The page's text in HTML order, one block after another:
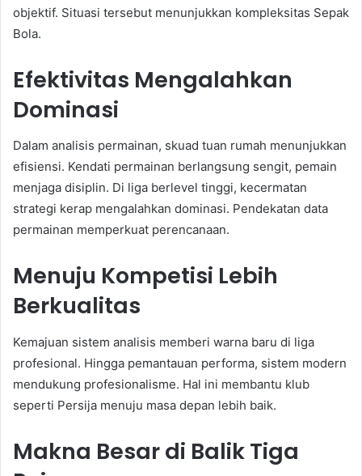
objektif. Situasi tersebut menunjukkan kompleksitas Sepak
Bola.
Efektivitas Mengalahkan
Dominasi
Dalam analisis permainan, skuad tuan rumah menunjukkan
efisiensi. Kendati permainan berlangsung sengit, pemain
menjaga disiplin. Di liga berlevel tinggi, kecermatan
strategi kerap mengalahkan dominasi. Pendekatan data
permainan memperkuat perencanaan.
Menuju Kompetisi Lebih
Berkualitas
Kemajuan sistem analisis memberi warna baru di liga
profesional. Hingga pemantauan performa, sistem modern
mendukung profesionalisme. Hal ini membantu klub
seperti Persija menuju masa depan lebih baik.
Makna Besar di Balik Tiga